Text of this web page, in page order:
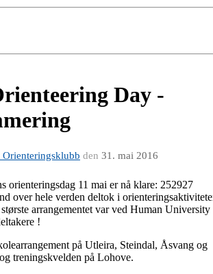
Day -
Orienteringsklubb den 31. mai 2016
orienteringsdag 11 mai er nå klare: 252927
over hele verden deltok i
arrangementet var ved Human University
!
på Utleira, Steindal, Åsvang og
treningskvelden på Lohove.